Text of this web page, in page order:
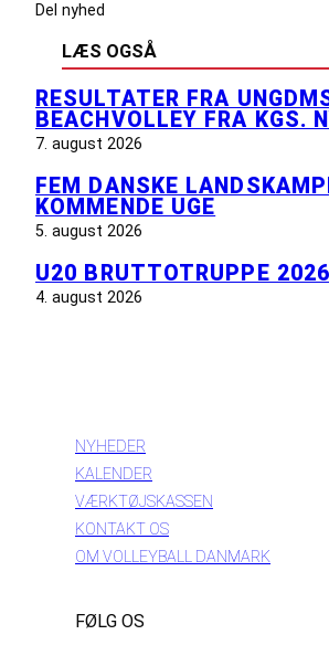
Del nyhed
LÆS OGSÅ
RESULTATER FRA
BEACHVOLLEY FRA KGS.
7. august 2026
FEM DANSKE
KOMMENDE UGE
5. august 2026
U20 BRUTTOTRUPPE 2026
4. august 2026
NYHEDER
KALENDER
VÆRKTØJSKASSEN
KONTAKT OS
OM VOLLEYBALL DANMARK
FØLG OS